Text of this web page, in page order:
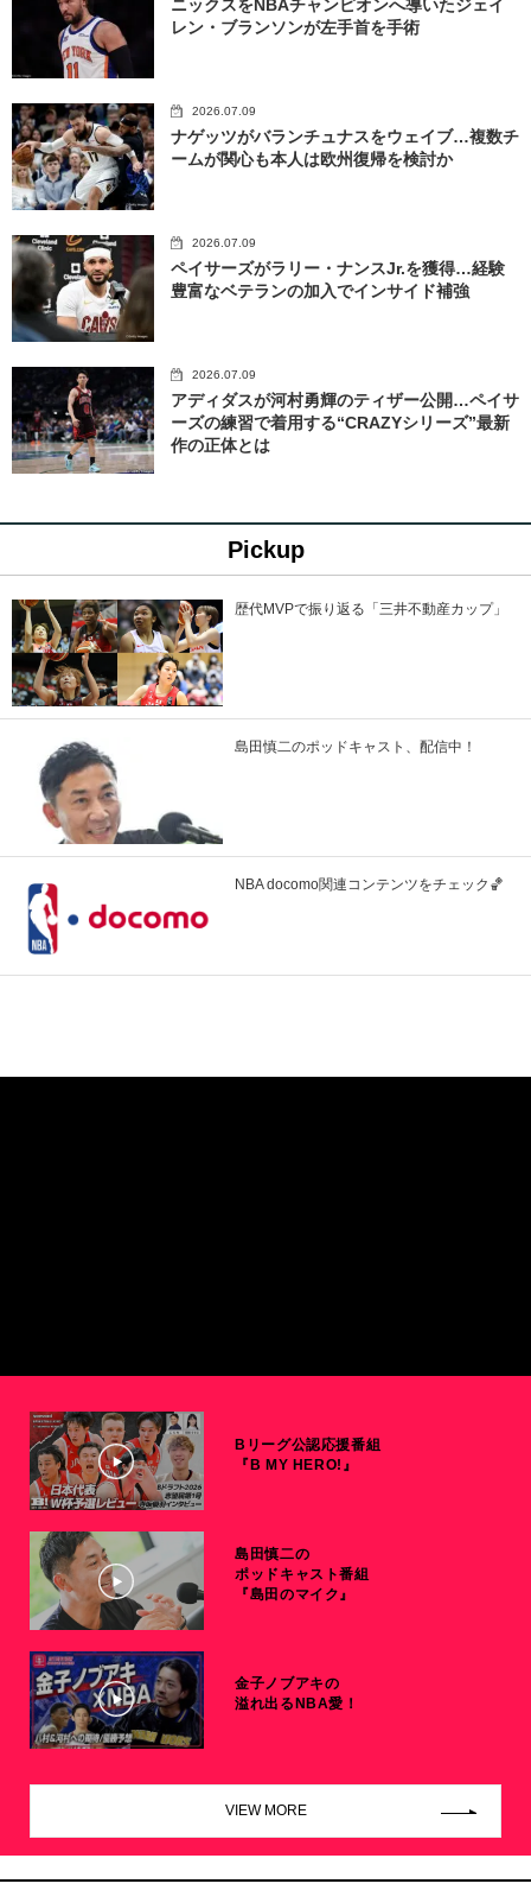
ニックスをNBAチャンピオンへ導いたジェイ
レン・ブランソンが左手首を手術
2026.07.09
ナゲッツがバランチュナスをウェイブ…複数チ
ームが関心も本人は欧州復帰を検討か
2026.07.09
ペイサーズがラリー・ナンスJr.を獲得…経験
豊富なベテランの加入でインサイド補強
2026.07.09
アディダスが河村勇輝のティザー公開…ペイサ
ーズの練習で着用する“CRAZYシリーズ”最新
作の正体とは
Pickup
歴代MVPで振り返る「三井不動産カップ」
島田慎二のポッドキャスト、配信中！
NBA docomo関連コンテンツをチェック🏀
Bリーグ公認応援番組
『B MY HERO!』
島田慎二の
ポッドキャスト番組
『島田のマイク』
金子ノブアキの
溢れ出るNBA愛！
VIEW MORE